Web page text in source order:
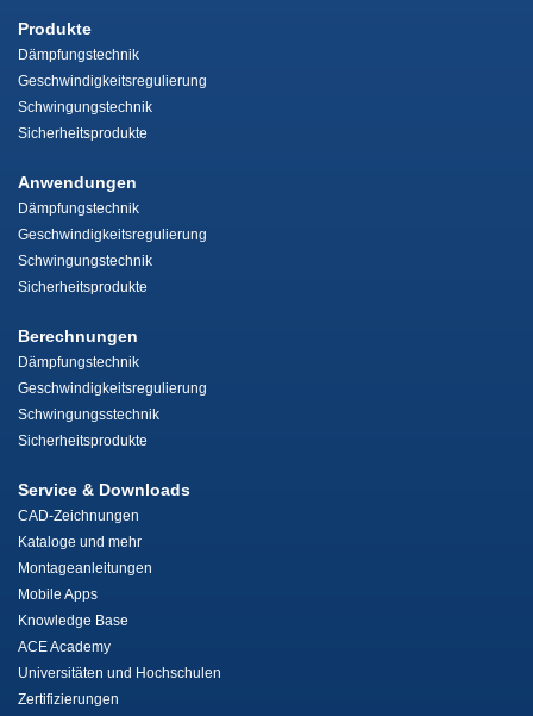
Produkte
Dämpfungstechnik
Geschwindigkeitsregulierung
Schwingungstechnik
Sicherheitsprodukte
Anwendungen
Dämpfungstechnik
Geschwindigkeitsregulierung
Schwingungstechnik
Sicherheitsprodukte
Berechnungen
Dämpfungstechnik
Geschwindigkeitsregulierung
Schwingungsstechnik
Sicherheitsprodukte
Service & Downloads
CAD-Zeichnungen
Kataloge und mehr
Montageanleitungen
Mobile Apps
Knowledge Base
ACE Academy
Universitäten und Hochschulen
Zertifizierungen